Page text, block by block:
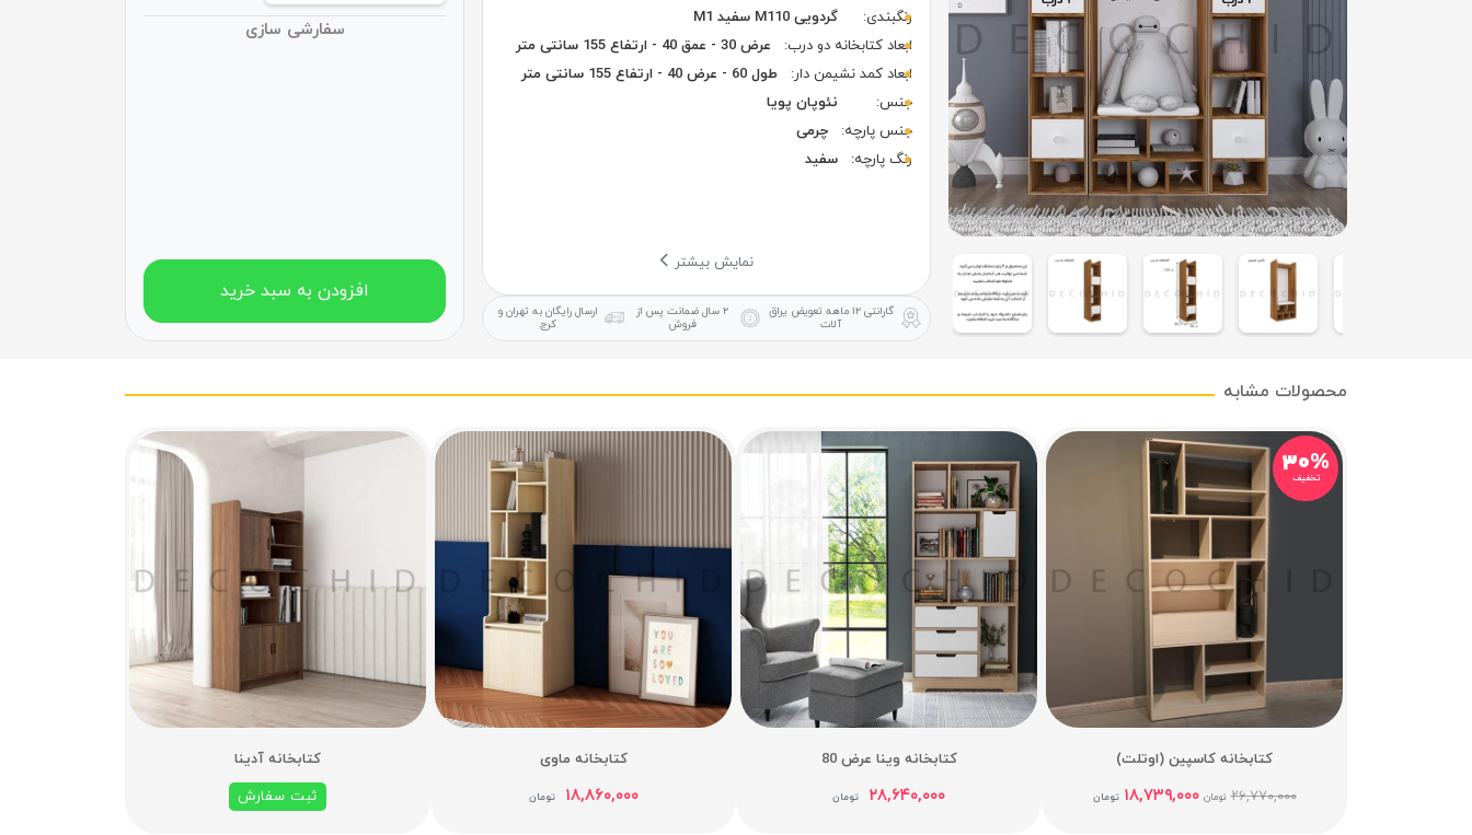
رنگبندی:
گردویی M110 سفید M1
ابعاد کتابخانه دو درب:
عرض 30 - عمق 40 - ارتفاع 155 سانتی متر
ابعاد کمد نشیمن دار:
طول 60 - عرض 40 - ارتفاع 155 سانتی متر
جنس:
نئوپان پویا
جنس پارچه:
چرمی
رنگ پارچه:
سفید
نمایش بیشتر
گارانتی ۱۲ ماهه
تعویض یراق
آلات
۲ سال ضمانت
پس از
فروش
ارسال رایگان به تهران و
کرج
سفارشی سازی
افزودن به سبد خرید
محصولات مشابه
۳۰%
تخفیف
کتابخانه کاسپین (اوتلت)
۲۶,۷۷۰,۰۰۰ تومان ۱۸,۷۳۹,۰۰۰ تومان
کتابخانه وینا عرض 80
۲۸,۶۴۰,۰۰۰ تومان
کتابخانه ماوی
۱۸,۸۶۰,۰۰۰ تومان
کتابخانه آدینا
ثبت سفارش